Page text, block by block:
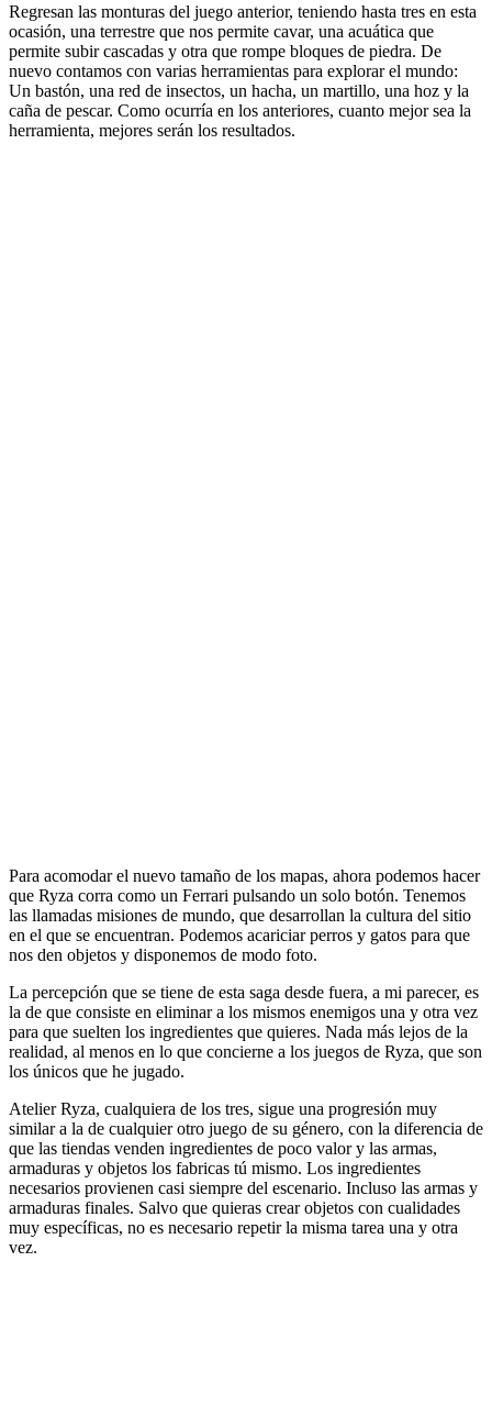
Regresan las monturas del juego anterior, teniendo hasta tres en esta
ocasión, una terrestre que nos permite cavar, una acuática que
permite subir cascadas y otra que rompe bloques de piedra. De
nuevo contamos con varias herramientas para explorar el mundo:
Un bastón, una red de insectos, un hacha, un martillo, una hoz y la
caña de pescar. Como ocurría en los anteriores, cuanto mejor sea la
herramienta, mejores serán los resultados.
Para acomodar el nuevo tamaño de los mapas, ahora podemos hacer
que Ryza corra como un Ferrari pulsando un solo botón. Tenemos
las llamadas misiones de mundo, que desarrollan la cultura del sitio
en el que se encuentran. Podemos acariciar perros y gatos para que
nos den objetos y disponemos de modo foto.
La percepción que se tiene de esta saga desde fuera, a mi parecer, es
la de que consiste en eliminar a los mismos enemigos una y otra vez
para que suelten los ingredientes que quieres. Nada más lejos de la
realidad, al menos en lo que concierne a los juegos de Ryza, que son
los únicos que he jugado.
Atelier Ryza, cualquiera de los tres, sigue una progresión muy
similar a la de cualquier otro juego de su género, con la diferencia de
que las tiendas venden ingredientes de poco valor y las armas,
armaduras y objetos los fabricas tú mismo. Los ingredientes
necesarios provienen casi siempre del escenario. Incluso las armas y
armaduras finales. Salvo que quieras crear objetos con cualidades
muy específicas, no es necesario repetir la misma tarea una y otra
vez.